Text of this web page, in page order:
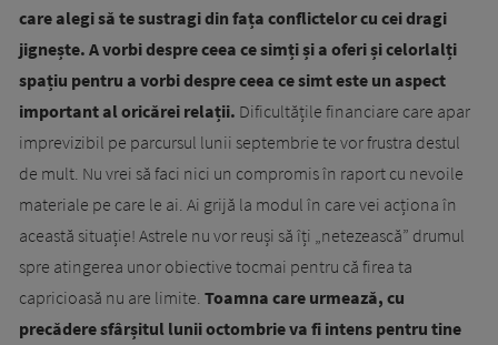
care alegi să te sustragi din fața conflictelor cu cei dragi
jignește. A vorbi despre ceea ce simți și a oferi și celorlalți
spațiu pentru a vorbi despre ceea ce simt este un aspect
important al oricărei relații. Dificultățile financiare care apar
imprevizibil pe parcursul lunii septembrie te vor frustra destul
de mult. Nu vrei să faci nici un compromis în raport cu nevoile
materiale pe care le ai. Ai grijă la modul în care vei acționa în
această situație! Astrele nu vor reuși să îți „netezească” drumul
spre atingerea unor obiective tocmai pentru că firea ta
capricioasă nu are limite. Toamna care urmează, cu
precădere sfârșitul lunii octombrie va fi intens pentru tine